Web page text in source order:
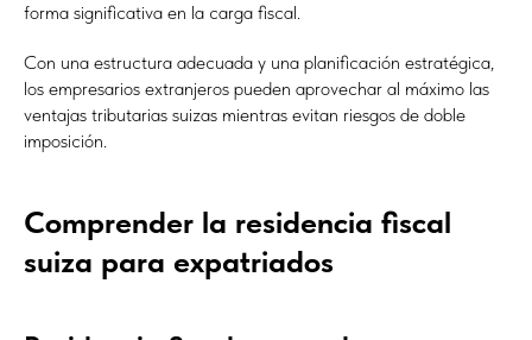
forma significativa en la carga fiscal.
Con una estructura adecuada y una planificación estratégica,
los empresarios extranjeros pueden aprovechar al máximo las
ventajas tributarias suizas mientras evitan riesgos de doble
imposición.
Comprender la residencia fiscal
suiza para expatriados